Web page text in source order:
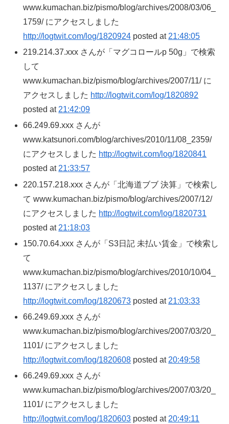
www.kumachan.biz/pismo/blog/archives/2008/03/06_
1759/ にアクセスしました
http://logtwit.com/log/1820924 posted at 21:48:05
219.214.37.xxx さんが「マグコロールp 50g」で検索
して
www.kumachan.biz/pismo/blog/archives/2007/11/ に
アクセスしました http://logtwit.com/log/1820892
posted at 21:42:09
66.249.69.xxx さんが
www.katsunori.com/blog/archives/2010/11/08_2359/
にアクセスしました http://logtwit.com/log/1820841
posted at21:33:57
220.157.218.xxx さんが「北海道ブブ 決算」で検索し
て www.kumachan.biz/pismo/blog/archives/2007/12/
にアクセスしました http://logtwit.com/log/1820731
posted at 21:18:03
150.70.64.xxx さんが「S3日記 未払い賃金」で検索し
て
www.kumachan.biz/pismo/blog/archives/2010/10/04_
1137/ にアクセスしました
http://logtwit.com/log/1820673 posted at 21:03:33
66.249.69.xxx さんが
www.kumachan.biz/pismo/blog/archives/2007/03/20_
1101/ にアクセスしました
http://logtwit.com/log/1820608 posted at 20:49:58
66.249.69.xxx さんが
www.kumachan.biz/pismo/blog/archives/2007/03/20_
1101/ にアクセスしました
http://logtwit.com/log/1820603 posted at 20:49:11